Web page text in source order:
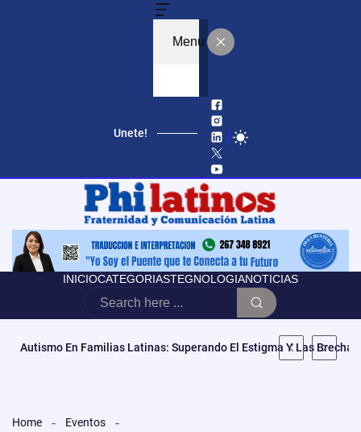
Menu
Unete!
INICIOCATEGORIASTEGNOLOGIANOTICIAS
«No Es Vencer Tus Cargas, Es Abrazarlas»: Mila La Morena
Home
Eventos